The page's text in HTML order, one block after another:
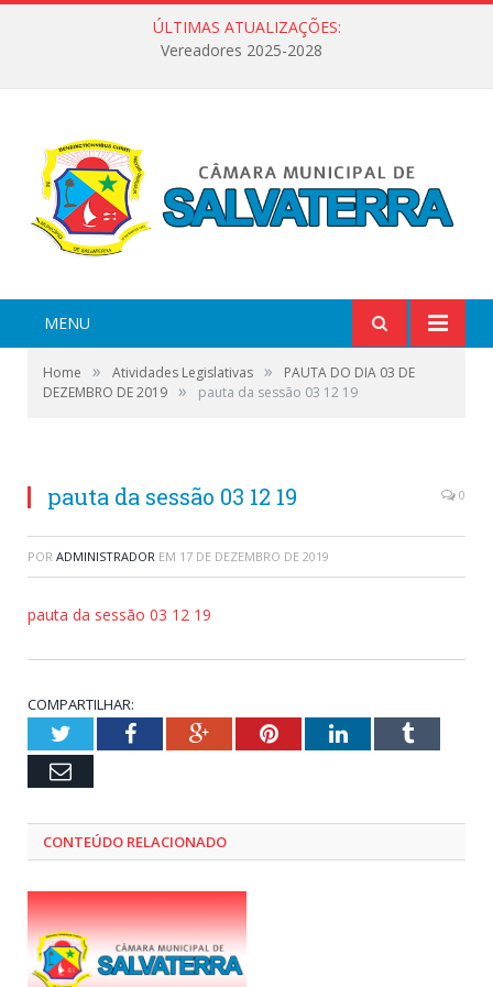
ÚLTIMAS ATUALIZAÇÕES:
Vereadores 2025-2028
MENU
Home » Atividades Legislativas »
PAUTA DO DIA 03 DE
DEZEMBRO DE 2019 » pauta da sessão 03 12 19
pauta da sessão 03 12 19 0
POR ADMINISTRADOR EM 17 DE DEZEMBRO DE 2019
pauta da sessão 03 12 19
COMPARTILHAR:
TwitterFacebookGoogle+PinterestLinkedInTumblr
Email
CONTEÚDO RELACIONADO